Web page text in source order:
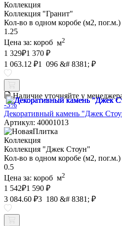
Коллекция
Коллекция "Гранит"
Кол-во в одном коробе (м2, пог.м.)
1.25
Цена за: короб м2
1 329₽1 370 ₽
1 063.12 ₽1 096 &# 8381; ₽
Наличие уточняйте у
-3%
Декоративный камень "Джек
Артикул: 40001013
Коллекция
Коллекция "Джек Стоун"
Кол-во в одном коробе (м2, пог.м.)
0.5
Цена за: короб м2
1 542₽1 590 ₽
3 084.60 ₽3 180 &# 8381; ₽